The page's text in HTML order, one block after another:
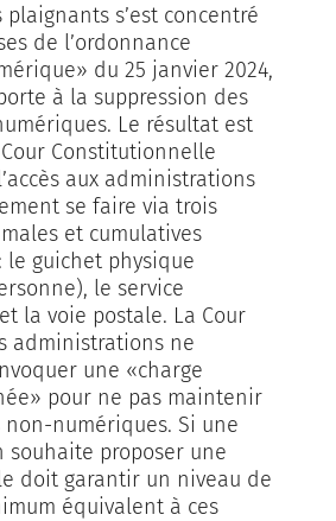
plaignants s’est concentré
de l’ordonnance
du 25 janvier 2024,
à la suppression des
Le résultat est
Constitutionnelle
aux administrations
se faire via trois
et cumulatives
le guichet physique
le service
la voie postale. La Cour
administrations ne
une «charge
pour ne pas maintenir
non-numériques. Si une
proposer une
doit garantir un niveau de
équivalent à ces